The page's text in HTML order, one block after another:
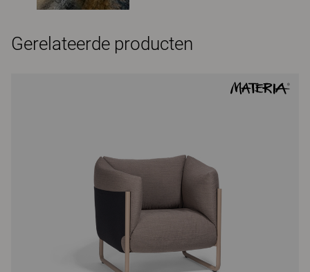
Gerelateerde producten